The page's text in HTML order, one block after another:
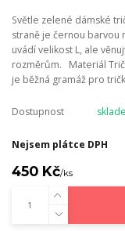
Světle zelené dámské
straně je černou barvou
uvádí velikost L, ale
rozměrům. Materiál
je běžná gramáž pro
Dostupnost
Nejsem plátce DPH
450 Kč/ks